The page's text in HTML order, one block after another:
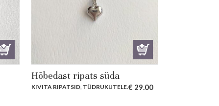
Hõbedast ripats süda
KIVITA RIPATSID, TÜDRUKUTELE.€ 29.00